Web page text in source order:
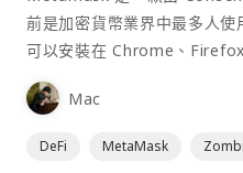
前是加密貨幣業界中最多人
可以安裝在 Chrome、
為插件使用，具備許多功能且
Mac
DeFi MetaMask